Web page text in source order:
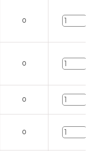
0
0
0
0